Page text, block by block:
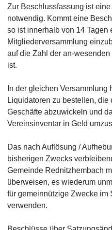
Zur Beschlussfassung ist
notwendig. Kommt eine
so ist innerhalb von 14 Tagen
Mitgliederversammlung
auf die Zahl der an-
ist.
In der gleichen
Liquidatoren zu bestellen, die
Geschäfte abzuwickeln und
Vereinsinventar in Geld
Das nach Auflösung /
bisherigen Zwecks
Gemeinde Rednitzhembach
überweisen, es wiederum
für gemeinnützige Zwecke im
verwenden.